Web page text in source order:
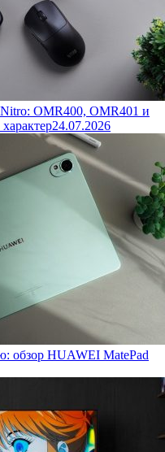
OMR400, OMR401 и
24.07.2026
обзор HUAWEI MatePad